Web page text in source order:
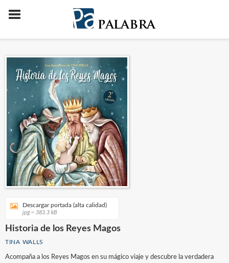
Descargar portada (alta calidad)
jpg ~ 383.3 kB
Historia de los Reyes Magos
TINA WALLS
Acompaña a los Reyes Magos en su mágico viaje y descubre la verdadera